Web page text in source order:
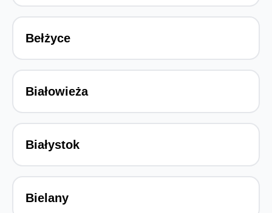
Bełżyce
Białowieża
Białystok
Bielany